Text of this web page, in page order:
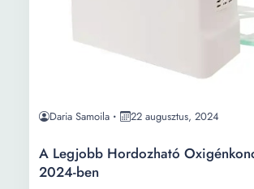
Daria Samoila 22 augusztus, 2024
A Legjobb Hordozható
2024-ben